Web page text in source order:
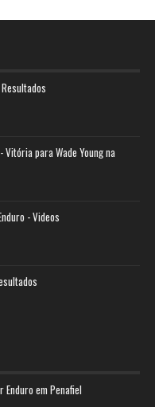
Vitória para Wade Young na
- Videos
Enduro em Penafiel